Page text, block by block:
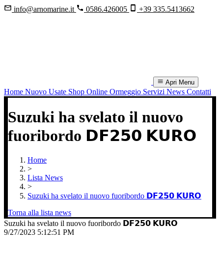
info@arnomarine.it 0586.426005 +39 335.5413662
Apri Menu
Home Nuovo Usate Shop Online Ormeggio Servizi News Contatti
Suzuki ha svelato il nuovo
fuoribordo 𝗗𝗙𝟮𝟱𝟬 𝗞𝗨𝗥𝗢
Home
>
Lista News
>
Suzuki ha svelato il nuovo fuoribordo 𝗗𝗙𝟮𝟱𝟬 𝗞𝗨𝗥𝗢
Torna alla lista news
Suzuki ha svelato il nuovo fuoribordo 𝗗𝗙𝟮𝟱𝟬 𝗞𝗨𝗥𝗢
9/27/2023 5:12:51 PM